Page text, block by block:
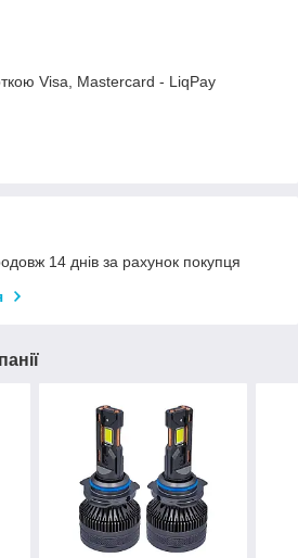
Visa, Mastercard - LiqPay
14 днів за рахунок покупця